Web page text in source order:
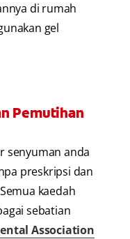
di rumah
gel
Pemutihan
senyuman anda
preskripsi dan
kaedah
sebatian
Association